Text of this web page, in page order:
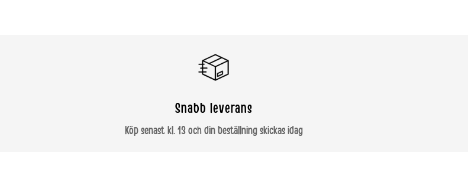
Snabb leverans
Köp senast kl. 13 och din beställning skickas idag